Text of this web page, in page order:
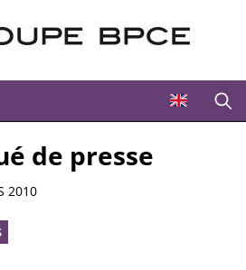
de presse
2010